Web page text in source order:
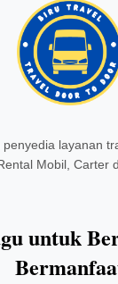
penyedia layanan
Mobil, Carter
untuk